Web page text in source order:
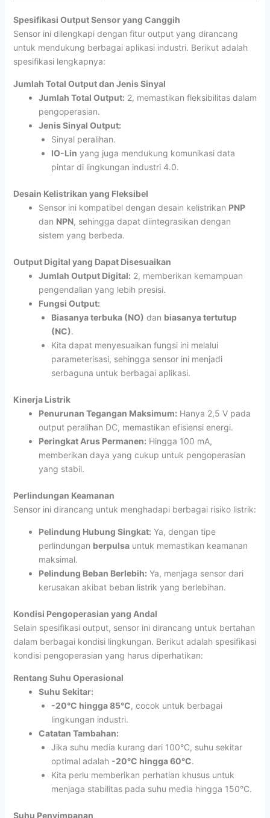
Spesifikasi Output Sensor yang Canggih
Sensor ini dilengkapi dengan fitur output yang dirancang
untuk mendukung berbagai aplikasi industri. Berikut adalah
spesifikasi lengkapnya:
Jumlah Total Output dan Jenis Sinyal
Jumlah Total Output: 2, memastikan fleksibilitas dalam
pengoperasian.
Jenis Sinyal Output:
Sinyal peralihan.
IO-Lin yang juga mendukung komunikasi data
pintar di lingkungan industri 4.0.
Desain Kelistrikan yang Fleksibel
Sensor ini kompatibel dengan desain kelistrikan PNP
dan NPN, sehingga dapat diintegrasikan dengan
sistem yang berbeda.
Output Digital yang Dapat Disesuaikan
Jumlah Output Digital: 2, memberikan kemampuan
pengendalian yang lebih presisi.
Fungsi Output:
Biasanya terbuka (NO) dan biasanya tertutup
(NC).
Kita dapat menyesuaikan fungsi ini melalui
parameterisasi, sehingga sensor ini menjadi
serbaguna untuk berbagai aplikasi.
Kinerja Listrik
Penurunan Tegangan Maksimum: Hanya 2,5 V pada
output peralihan DC, memastikan efisiensi energi.
Peringkat Arus Permanen: Hingga 100 mA,
memberikan daya yang cukup untuk pengoperasian
yang stabil.
Perlindungan Keamanan
Sensor ini dirancang untuk menghadapi berbagai risiko listrik:
Pelindung Hubung Singkat: Ya, dengan tipe
perlindungan berpulsauntuk memastikan keamanan
maksimal.
Pelindung Beban Berlebih: Ya, menjaga sensor dari
kerusakan akibat beban listrik yang berlebihan.
Kondisi Pengoperasian yang Andal
Selain spesifikasi output, sensor ini dirancang untuk bertahan
dalam berbagai kondisi lingkungan. Berikut adalah spesifikasi
kondisi pengoperasian yang harus diperhatikan:
Rentang Suhu Operasional
Suhu Sekitar:
-20°C hingga 85°C, cocok untuk berbagai
lingkungan industri.
Catatan Tambahan:
Jika suhu media kurang dari 100°C, suhu sekitar
optimal adalah -20°C hingga 60°C.
Kita perlu memberikan perhatian khusus untuk
menjaga stabilitas pada suhu media hingga 150°C.
Suhu Penyimpanan